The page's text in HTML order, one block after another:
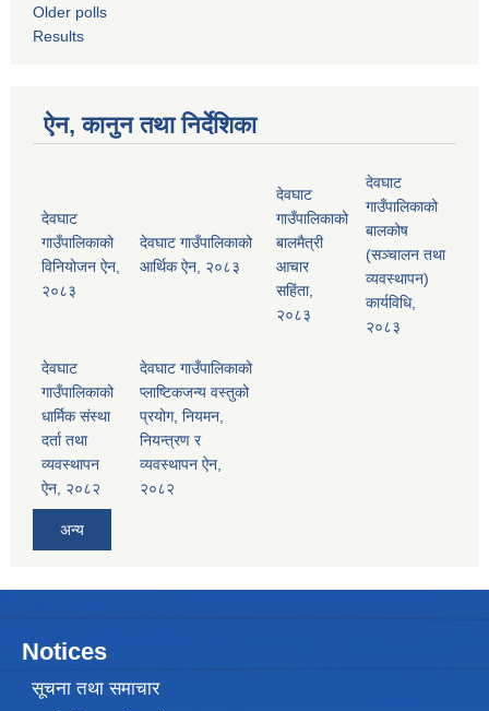
Older polls
Results
ऐन, कानुन तथा निर्देशिका
देवघाट
गाउँपालिकाको
विनियोजन ऐन,
२०८३
देवघाट गाउँपालिकाको
आर्थिक ऐन, २०८३
देवघाट
गाउँपालिकाको
बालमैत्री
आचार
सहिंता,
२०८३
देवघाट
गाउँपालिकाको
बालकोष
(सञ्चालन तथा
व्यवस्थापन)
कार्यविधि,
२०८३
देवघाट
गाउँपालिकाको
धार्मिक संस्था
दर्ता तथा
व्यवस्थापन
ऐन, २०८२
देवघाट गाउँपालिकाको
प्लाष्टिकजन्य वस्तुको
प्रयोग, नियमन,
नियन्त्रण र
व्यवस्थापन ऐन,
२०८२
अन्य
Notices
सूचना तथा समाचार